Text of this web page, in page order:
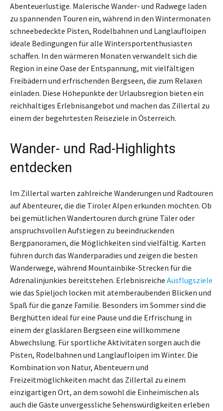
Abenteuerlustige. Malerische Wander- und Radwege laden
zu spannenden Touren ein, während in den Wintermonaten
schneebedeckte Pisten, Rodelbahnen und Langlaufloipen
ideale Bedingungen für alle Wintersportenthusiasten
schaffen. In den wärmeren Monaten verwandelt sich die
Region in eine Oase der Entspannung, mit vielfältigen
Freibädern und erfrischenden Bergseen, die zum Relaxen
einladen. Diese Höhepunkte der Urlaubsregion bieten ein
reichhaltiges Erlebnisangebot und machen das Zillertal zu
einem der begehrtesten Reiseziele in Österreich.
Wander- und Rad-Highlights
entdecken
Im Zillertal warten zahlreiche Wanderungen und Radtouren
auf Abenteurer, die die Tiroler Alpen erkunden möchten. Ob
bei gemütlichen Wandertouren durch grüne Täler oder
anspruchsvollen Aufstiegen zu beeindruckenden
Bergpanoramen, die Möglichkeiten sind vielfältig. Karten
führen durch das Wanderparadies und zeigen die besten
Wanderwege, während Mountainbike-Strecken für die
Adrenalinjunkies bereitstehen. Erlebnisreiche Ausflugsziele
wie das Spieljoch locken mit atemberaubenden Blicken und
Spaß für die ganze Familie. Besonders im Sommer sind die
Berghütten ideal für eine Pause und die Erfrischung in
einem der glasklaren Bergseen eine willkommene
Abwechslung. Für sportliche Aktivitäten sorgen auch die
Pisten, Rodelbahnen und Langlaufloipen im Winter. Die
Kombination von Natur, Abenteuern und
Freizeitmöglichkeiten macht das Zillertal zu einem
einzigartigen Ort, an dem sowohl die Einheimischen als
auch die Gäste unvergessliche Sehenswürdigkeiten erleben